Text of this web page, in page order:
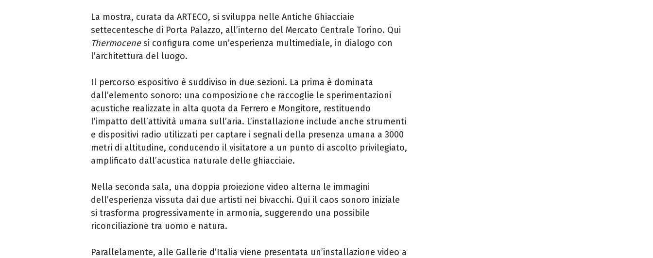
La mostra, curata da ARTECO, si sviluppa nelle Antiche Ghiacciaie
settecentesche di Porta Palazzo, all’interno del Mercato Centrale Torino. Qui
Thermocenesi configura come un’esperienza multimediale, in dialogo con
l’architettura del luogo.
Il percorso espositivo è suddiviso in due sezioni. La prima è dominata
dall’elemento sonoro: una composizione che raccoglie le sperimentazioni
acustiche realizzate in alta quota da Ferrero e Mongitore, restituendo
l’impatto dell’attività umana sull’aria. L’installazione include anche strumenti
e dispositivi radio utilizzati per captare i segnali della presenza umana a 3000
metri di altitudine, conducendo il visitatore a un punto di ascolto privilegiato,
amplificato dall’acustica naturale delle ghiacciaie.
Nella seconda sala, una doppia proiezione video alterna le immagini
dell’esperienza vissuta dai due artisti nei bivacchi. Qui il caos sonoro iniziale
si trasforma progressivamente in armonia, suggerendo una possibile
riconciliazione tra uomo e natura.
Parallelamente, alle Gallerie d’Italia viene presentata un’installazione video a